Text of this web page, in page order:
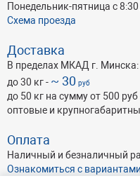
Понедельник-пятница с
Схема проезда
Доставка
В пределах МКАД г. Минска:
до 30 кг - ~ 30 руб
до 50 кг на сумму от 500 руб
оптовые и
Оплата
Наличный и безналичный
Ознакомиться с